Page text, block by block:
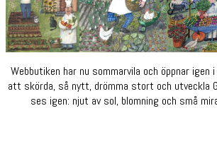
Webbutiken har nu sommarvila och öppnar
att skörda, så nytt, drömma stort och utveckla
ses igen: njut av sol, blomning och små